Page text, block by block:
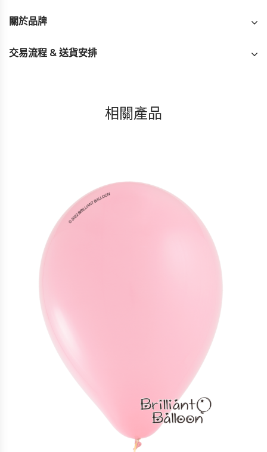
關於品牌
交易流程 & 送貨安排
相關產品
16″ 粉紅色 Pink | Qualatex